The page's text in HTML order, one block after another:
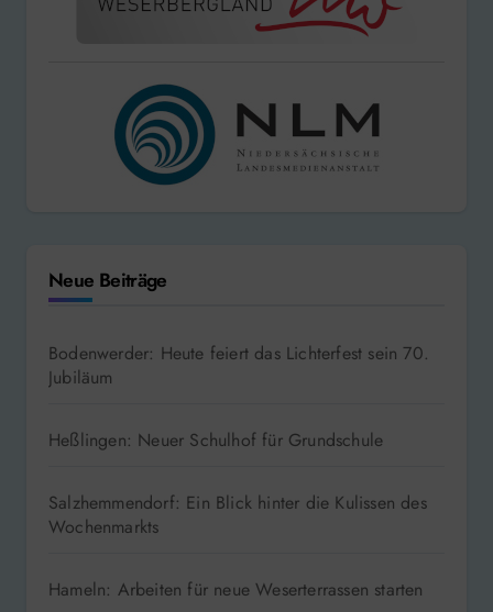
Neue Beiträge
Bodenwerder: Heute feiert das Lichterfest sein 70.
Jubiläum
Heßlingen: Neuer Schulhof für Grundschule
Salzhemmendorf: Ein Blick hinter die Kulissen des
Wochenmarkts
Hameln: Arbeiten für neue Weserterrassen starten